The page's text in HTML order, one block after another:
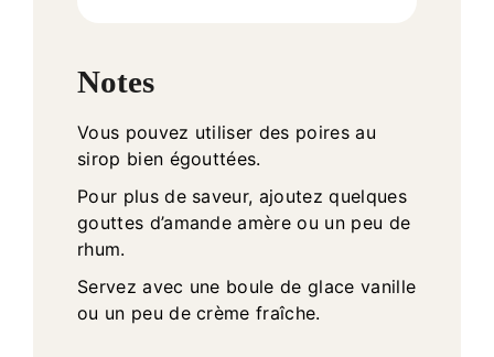
Notes
Vous pouvez utiliser des poires au
sirop bien égouttées.
Pour plus de saveur, ajoutez quelques
gouttes d’amande amère ou un peu de
rhum.
Servez avec une boule de glace vanille
ou un peu de crème fraîche.